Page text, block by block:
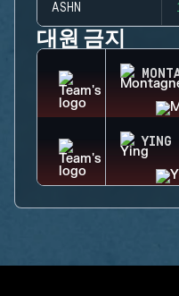
ASHN
대원 금지
YING